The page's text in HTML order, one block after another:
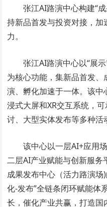
张江AI路演中心构建“
持新品首发与投资对接，
力。
张江AI路演中心以“展
为核心功能，集新品首发
演、孵化加速于一体。该
浸式大屏和XR交互系统，
讨、大型实体发布等多种活
该中心以一层AI+应用
二层AI产业赋能与创新服
成果发布中心（活力路演
化-发布”全链条闭环赋能体
长，催化产业共赢，打造